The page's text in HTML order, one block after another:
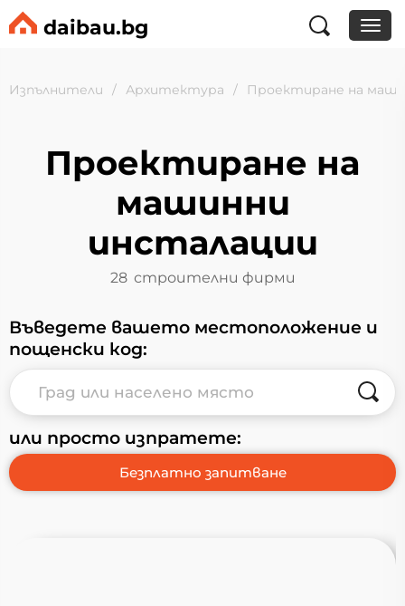
daibau.bg
Изпълнители Архитектура Проектиране на
Проектиране на
машинни
инсталации
28 строителни фирми
Въведете вашето местоположение и
пощенски код:
или просто изпратете: